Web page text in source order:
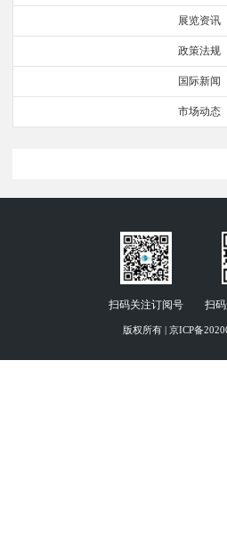
展览资讯
政策法规
国际新闻
市场动态
扫码关注订阅号 扫
版权所有 | 京ICP备